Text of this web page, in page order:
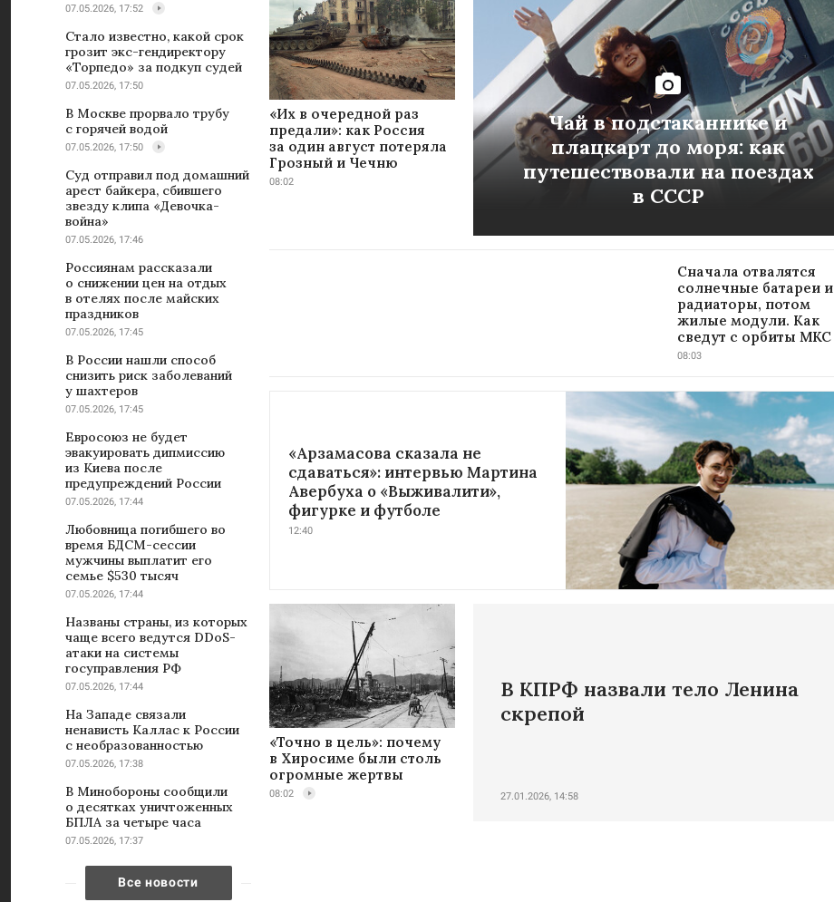
07.05.2026, 17:52
Стало известно, какой срок
грозит экс-гендиректору
«Торпедо» за подкуп судей
07.05.2026, 17:50
В Москве прорвало трубу
с горячей водой
07.05.2026, 17:50
Суд отправил под домашний
арест байкера, сбившего
звезду клипа «Девочка-
война»
07.05.2026, 17:46
Россиянам рассказали
о снижении цен на отдых
в отелях после майских
праздников
07.05.2026, 17:45
В России нашли способ
снизить риск заболеваний
у шахтеров
07.05.2026, 17:45
Евросоюз не будет
эвакуировать дипмиссию
из Киева после
предупреждений России
07.05.2026, 17:44
Любовница погибшего во
время БДСМ-сессии
мужчины выплатит его
семье $530 тысяч
07.05.2026, 17:44
Названы страны, из которых
чаще всего ведутся DDoS-
атаки на системы
госуправления РФ
07.05.2026, 17:44
На Западе связали
ненависть Каллас к России
с необразованностью
07.05.2026, 17:38
В Минобороны сообщили
о десятках уничтоженных
БПЛА за четыре часа
07.05.2026, 17:37
Все новости
«Их в очередной раз
предали»: как Россия
за один август потеряла
Грозный и Чечню
08:02
Чай в подстаканнике и
плацкарт до моря: как
путешествовали на поездах
в СССР
Сначала отвалятся
солнечные батареи и
радиаторы, потом
жилые модули. Как
сведут с орбиты МКС
08:03
«Арзамасова сказала не
сдаваться»: интервью Мартина
Авербуха о «Выживалити»,
фигурке и футболе
12:40
«Точно в цель»: почему
в Хиросиме были столь
огромные жертвы
08:02
В КПРФ назвали тело Ленина
скрепой
27.01.2026, 14:58